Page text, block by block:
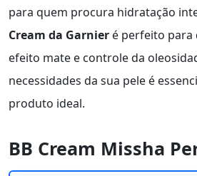
para quem procura hidratação
Cream da Garnier é perfeito para
efeito mate e controle da
necessidades da sua pele é
produto ideal.
BB Cream Missha